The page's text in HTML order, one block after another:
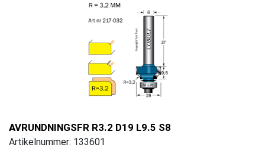
AVRUNDNINGSFR R3.2 D19 L9.5 S8
Artikelnummer: 133601